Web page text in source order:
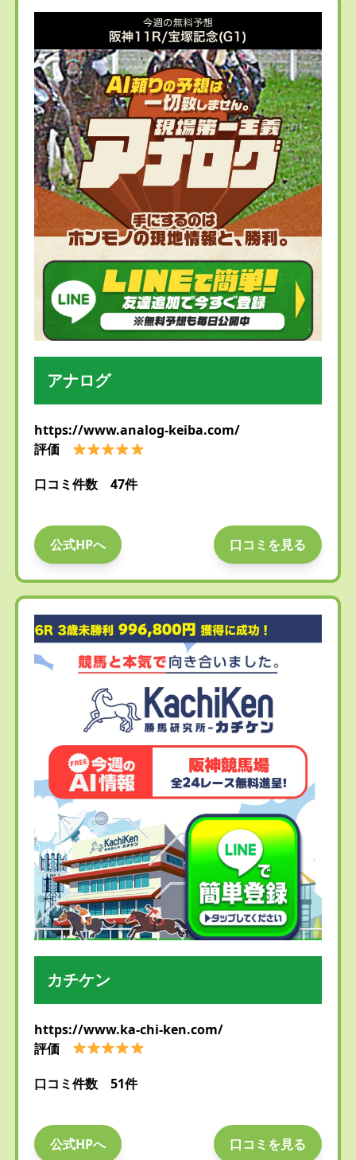
アナログ
https://www.analog-keiba.com/
評価
口コミ件数 47件
公式HPへ 口コミを見る
カチケン
https://www.ka-chi-ken.com/
評価
口コミ件数 51件
公式HPへ 口コミを見る